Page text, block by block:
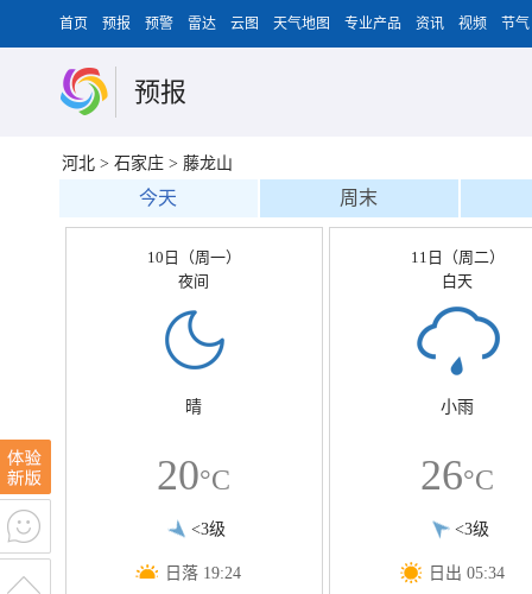
首页 预报 预警 雷达 云图 天气地图 专业产品 资讯 视频 节气
预报
河北 > 石家庄 > 藤龙山
今天 周末
10日（周一）
夜间
晴
20°C
<3级
日落 19:24
11日（周二）
白天
小雨
26°C
<3级
日出 05:34